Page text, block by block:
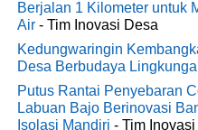
Bibit Ternak Gratis
0 8-4-2026
Indonesia Ceria
Bawa Dampak
Raga dan Ekonomi
Men's Black
Band - The Ottawa
Black titanium i phone case
Wedding Band is the
dedicated wedding band
titanium for Wo...
Berjalan 1 Kilometer untuk
Air - Tim Inovasi Desa
Kedungwaringin
Desa Berbudaya
Putus Rantai Penyebaran
Labuan Bajo Berinovasi
Isolasi Mandiri - Tim